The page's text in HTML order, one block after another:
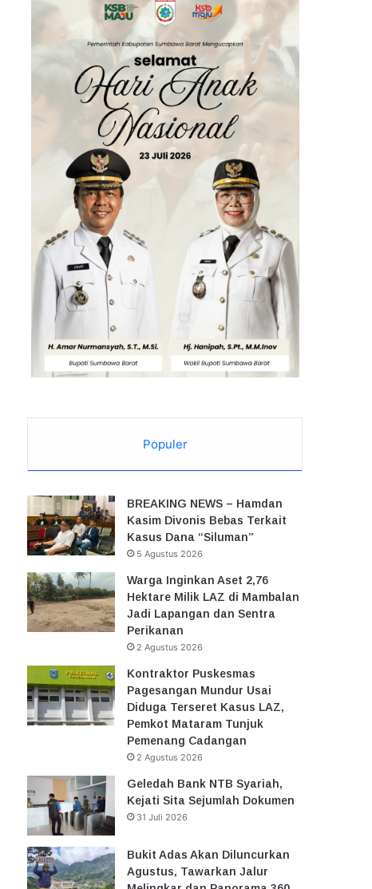
Populer
BREAKING NEWS – Hamdan
Kasim Divonis Bebas Terkait
Kasus Dana “Siluman”
5 Agustus 2026
Warga Inginkan Aset 2,76
Hektare Milik LAZ di Mambalan
Jadi Lapangan dan Sentra
Perikanan
2 Agustus 2026
Kontraktor Puskesmas
Pagesangan Mundur Usai
Diduga Terseret Kasus LAZ,
Pemkot Mataram Tunjuk
Pemenang Cadangan
2 Agustus 2026
Geledah Bank NTB Syariah,
Kejati Sita Sejumlah Dokumen
31 Juli 2026
Bukit Adas Akan Diluncurkan
Agustus, Tawarkan Jalur